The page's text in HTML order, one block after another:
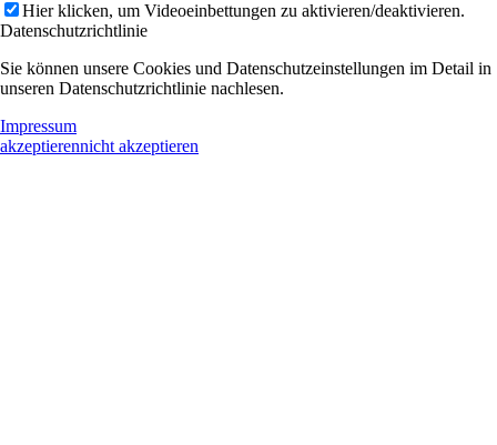
Hier klicken, um Videoeinbettungen zu aktivieren/deaktivieren.
Datenschutzrichtlinie
Sie können unsere Cookies und Datenschutzeinstellungen im Detail in
unseren Datenschutzrichtlinie nachlesen.
Impressum
akzeptierennicht akzeptieren